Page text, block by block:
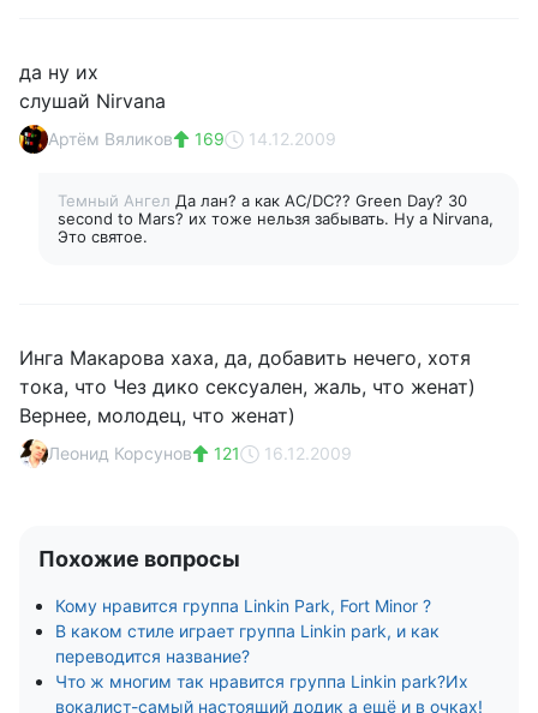
да ну их
слушай Nirvana
Артём Вяликов 169 14.12.2009
Темный Ангел Да лан? а как AC/DC?? Green Day? 30
second to Mars? их тоже нельзя забывать. Ну а Nirvana,
Это святое.
Инга Макарова хаха, да, добавить нечего, хотя
тока, что Чез дико сексуален, жаль, что женат)
Вернее, молодец, что женат)
Леонид Корсунов 121 16.12.2009
Похожие вопросы
Кому нравится группа Linkin Park, Fort Minor ?
В каком стиле играет группа Linkin park, и как
переводится название?
Что ж многим так нравится группа Linkin park?Их
вокалист-самый настоящий додик а ещё и в очках!